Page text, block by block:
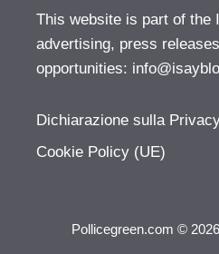
This website is part of the
advertising, press
opportunities:
Dichiarazione sulla
Cookie Policy (UE)
Pollicegreen.com ©